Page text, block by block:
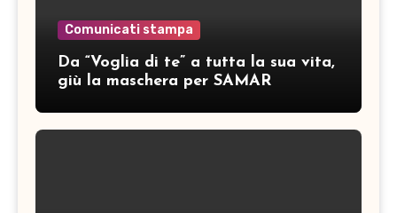
Comunicati stampa
Da “Voglia di te” a tutta la sua vita,
giù la maschera per SAMAR